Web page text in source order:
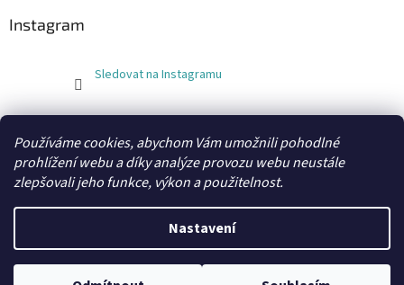
Používáme cookies, abychom Vám umožnili pohodlné
prohlížení webu a díky analýze provozu webu neustále
zlepšovali jeho funkce, výkon a použitelnost.
Nastavení
Instagram
Sledovat na Instagramu
Copyright 2026xobaly.cz. Všechna práva vyhrazena.